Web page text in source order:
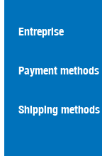
Entreprise
Payment methods
Shipping methods